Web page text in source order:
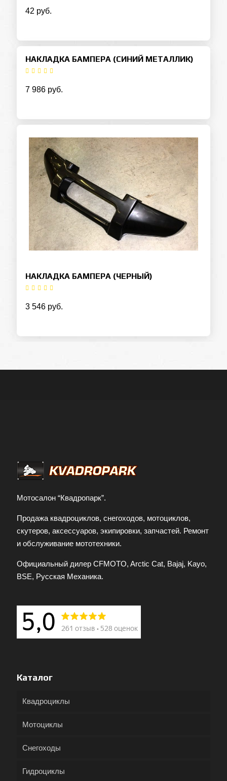
42 руб.
НАКЛАДКА БАМПЕРА (СИНИЙ МЕТАЛЛИК)
7 986 руб.
НАКЛАДКА БАМПЕРА (ЧЕРНЫЙ)
3 546 руб.
Мотосалон “Квадропарк”.
Продажа квадроциклов, снегоходов, мотоциклов,
скутеров, аксессуаров, экипировки, запчастей. Ремонт
и обслуживание мототехники.
Официальный дилер CFMOTO, Arctic Cat, Bajaj, Kayo,
BSE, Русская Механика.
Каталог
Квадроциклы
Мотоциклы
Снегоходы
Гидроциклы